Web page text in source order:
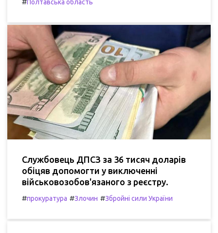
Полтавська область
Службовець ДПСЗ за 36 тисяч доларів
обіцяв допомогти у виключенні
військовозобов'язаного з реєстру.
#прокуратура #Злочин #Збройні сили України